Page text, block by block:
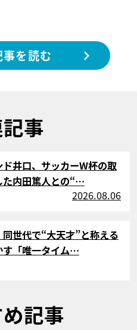
を読む
事
井口、サッカーW杯の取
た内田篤人との“…
2026.08.06
世代で“大天才”と称える
す「唯一タイム…
記事